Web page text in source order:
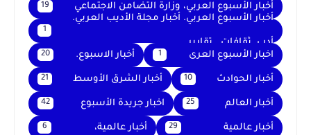
أخبار الأسبوع العربي، وزارة التضامن الاجتماعي 19
أخبار الأسبوع العربي. أخبار مجلة الأديب العربي.
أدب. ثقافات . تقارير .
1
اخبار الأسبوع العرى 1 أخبار الاسبوع. 20
أخبار الحوادث 10 أخبار الشرق الأوسط 21
أخبار العالم 25 اخبار جريدة الأسبوع 42
أخبار عالمية 29 أخبار عالمية، 6